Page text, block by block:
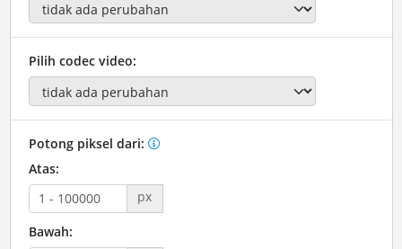
Pilih codec video:
Potong piksel dari:
Atas:
px
Bawah: